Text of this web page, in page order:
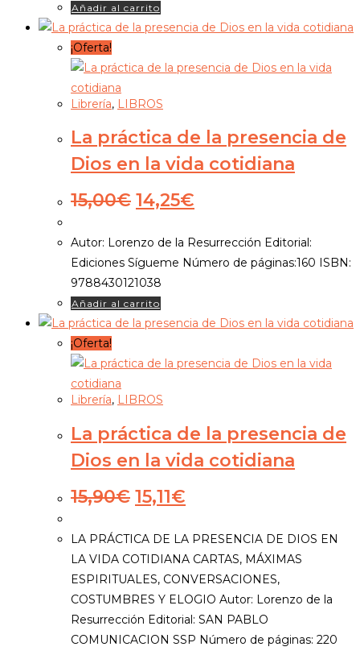
Añadir al carrito
¡Oferta!
Librería, LIBROS
La práctica de la presencia de
Dios en la vida cotidiana
15,00€ El
original
era:
15,00€.
14,25€
actual
es:
14,25€.
Autor: Lorenzo de la Resurrección Editorial:
Ediciones Sígueme Número de páginas:160 ISBN:
9788430121038
Añadir al carrito
¡Oferta!
Librería, LIBROS
La práctica de la presencia de
Dios en la vida cotidiana
15,90€ El
precio
original
era:
15,90€.
15,11€
precio
actual
es:
15,11€.
LA PRÁCTICA DE LA PRESENCIA DE DIOS EN
LA VIDA COTIDIANA CARTAS, MÁXIMAS
ESPIRITUALES, CONVERSACIONES,
COSTUMBRES Y ELOGIO Autor: Lorenzo de la
Resurrección Editorial: SAN PABLO
COMUNICACION SSP Número de páginas: 220